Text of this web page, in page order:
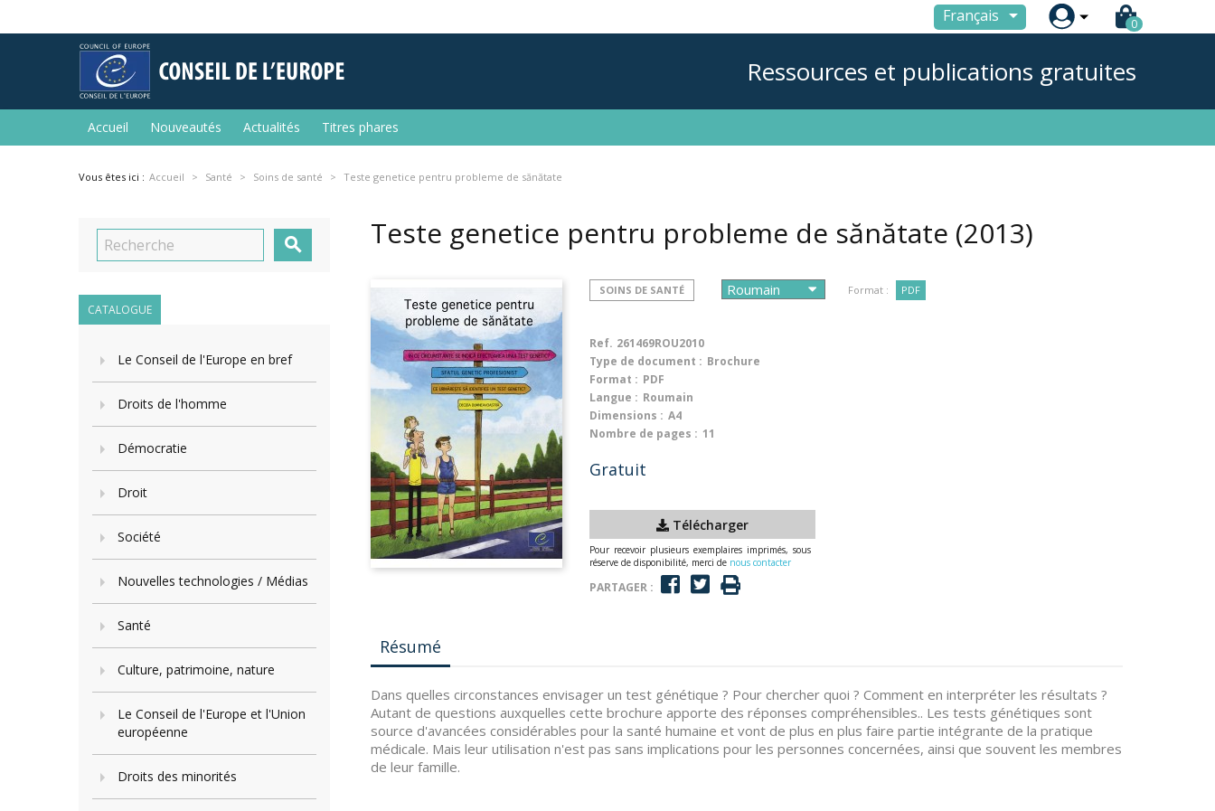
Français  0
Ressources et publications gratuites
Accueil Nouveautés Actualités Titres phares
Vous êtes ici : Accueil Santé Soins de santé Teste genetice pentru probleme de sănătate

CATALOGUE
Le Conseil de l'Europe en bref
Droits de l'homme
Démocratie
Droit
Société
Nouvelles technologies / Médias
Santé
Culture, patrimoine, nature
Le Conseil de l'Europe et l'Union
européenne
Droits des minorités
Teste genetice pentru probleme de sănătate (2013)
SOINS DE SANTÉ Format : PDF
Ref. 261469ROU2010
Type de document : Brochure
Format : PDF
Langue : Roumain
Dimensions : A4
Nombre de pages : 11
Gratuit
Télécharger
Pour recevoir plusieurs exemplaires imprimés, sous
réserve de disponibilité, merci de nous contacter
PARTAGER :
Résumé
Dans quelles circonstances envisager un test génétique ? Pour chercher quoi ? Comment en interpréter les résultats ?
Autant de questions auxquelles cette brochure apporte des réponses compréhensibles.. Les tests génétiques sont
source d'avancées considérables pour la santé humaine et vont de plus en plus faire partie intégrante de la pratique
médicale. Mais leur utilisation n'est pas sans implications pour les personnes concernées, ainsi que souvent les membres
de leur famille.